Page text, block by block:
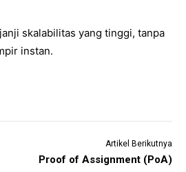
skalabilitas yang tinggi, tanpa
instan.
Artikel Berikutnya
Proof of Assignment (PoA)